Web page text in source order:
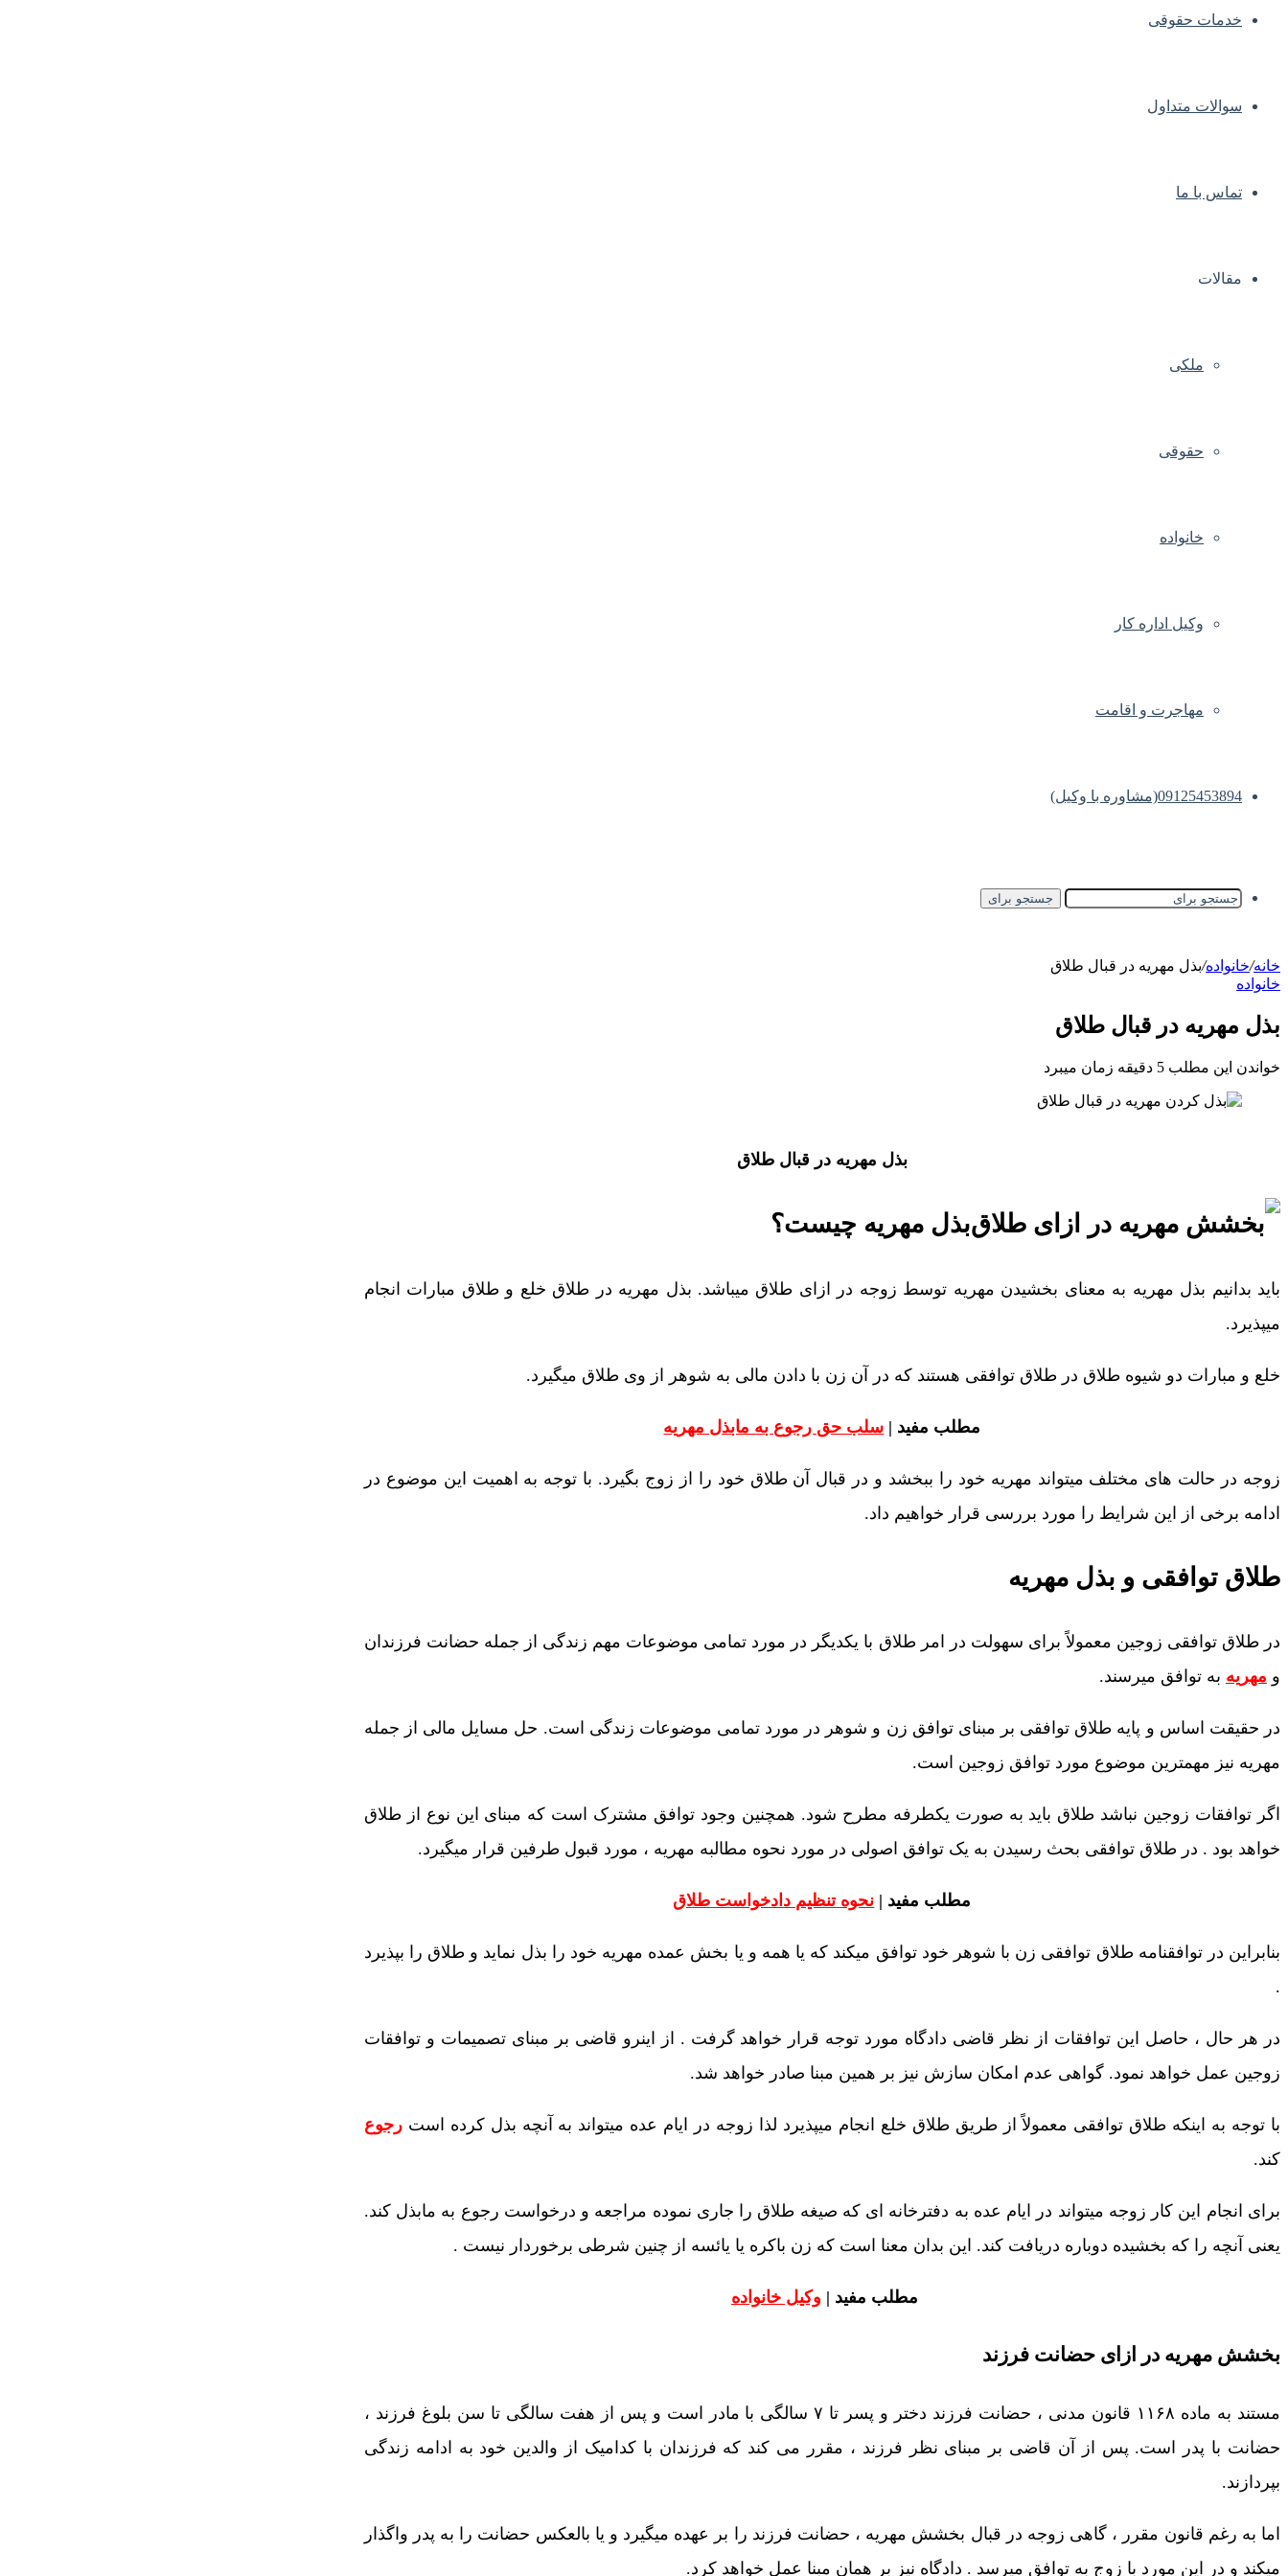
خدمات حقوقی
سوالات متداول
تماس با ما
مقالات
ملکی
حقوقی
خانواده
وکیل اداره کار
مهاجرت و اقامت
09125453894(مشاوره با وکیل)
جستجو برای
خانه/خانواده/بذل مهریه در قبال طلاق
خانواده
بذل مهریه در قبال طلاق
خواندن این مطلب 5 دقیقه زمان میبرد
بذل مهریه در قبال طلاق
بذل مهریه چیست؟
باید بدانیم بذل مهریه به معنای بخشیدن مهریه توسط زوجه در ازای طلاق میباشد. بذل مهریه در طلاق خلع و طلاق مبارات انجام
میپذیرد.
خلع و مبارات دو شیوه طلاق در طلاق توافقی هستند که در آن زن با دادن مالی به شوهر از وی طلاق میگیرد.
مطلب مفید | سلب حق رجوع به مابذل مهریه
زوجه در حالت های مختلف میتواند مهریه خود را ببخشد و در قبال آن طلاق خود را از زوج بگیرد. با توجه به اهمیت این موضوع در
ادامه برخی از این شرایط را مورد بررسی قرار خواهیم داد.
طلاق توافقی و بذل مهریه
در طلاق توافقی زوجین معمولاً برای سهولت در امر طلاق با یکدیگر در مورد تمامی موضوعات مهم زندگی از جمله حضانت فرزندان
و مهریه به توافق میرسند.
در حقیقت اساس و پایه طلاق توافقی بر مبنای توافق زن و شوهر در مورد تمامی موضوعات زندگی است. حل مسایل مالی از جمله
مهریه نیز مهمترین موضوع مورد توافق زوجین است.
اگر توافقات زوجین نباشد طلاق باید به صورت یکطرفه مطرح شود. همچنین وجود توافق مشترک است که مبنای این نوع از طلاق
خواهد بود . در طلاق توافقی بحث رسیدن به یک توافق اصولی در مورد نحوه مطالبه مهریه ، مورد قبول طرفین قرار میگیرد.
مطلب مفید | نحوه تنظیم دادخواست طلاق
بنابراین در توافقنامه طلاق توافقی زن با شوهر خود توافق میکند که یا همه و یا بخش عمده مهریه خود را بذل نماید و طلاق را بپذیرد
.
در هر حال ، حاصل این توافقات از نظر قاضی دادگاه مورد توجه قرار خواهد گرفت . از اینرو قاضی بر مبنای تصمیمات و توافقات
زوجین عمل خواهد نمود. گواهی عدم امکان سازش نیز بر همین مبنا صادر خواهد شد.
با توجه به اینکه طلاق توافقی معمولاً از طریق طلاق خلع انجام میپذیرد لذا زوجه در ایام عده میتواند به آنچه بذل کرده استرجوع
کند.
برای انجام این کار زوجه میتواند در ایام عده به دفترخانه ای که صیغه طلاق را جاری نموده مراجعه و درخواست رجوع به مابذل کند.
یعنی آنچه را که بخشیده دوباره دریافت کند. این بدان معنا است که زن باکره یا یائسه از چنین شرطی برخوردار نیست .
مطلب مفید | وکیل خانواده
بخشش مهریه در ازای حضانت فرزند
مستند به ماده ۱۱۶۸ قانون مدنی ، حضانت فرزند دختر و پسر تا ۷ سالگی با مادر است و پس از هفت سالگی تا سن بلوغ فرزند ،
حضانت با پدر است. پس از آن قاضی بر مبنای نظر فرزند ، مقرر می کند که فرزندان با کدامیک از والدین خود به ادامه زندگی
بپردازند.
اما به رغم قانون مقرر ، گاهی زوجه در قبال بخشش مهریه ، حضانت فرزند را بر عهده میگیرد و یا بالعکس حضانت را به پدر واگذار
میکند و در این مورد با زوج به توافق میرسد . دادگاه نیز بر همان مبنا عمل خواهد کرد.